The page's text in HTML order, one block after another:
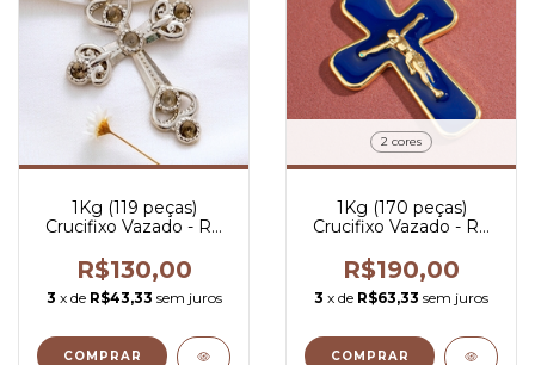
1Kg (119 peças)
Crucifixo Vazado - R$
R$130,00
3 x de R$43,33 sem juros
COMPRAR
2 cores
1Kg (170 peças)
Crucifixo Vazado - R$
R$190,00
3 x de R$63,33 sem juros
COMPRAR